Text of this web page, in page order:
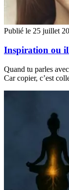
Publié le 25 juillet
Inspiration ou
Quand tu parles
Car copier, c’est